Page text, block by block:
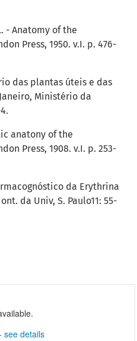
see details
- Anatomy of the
Press, 1950. v.I. p. 476-
das plantas úteis e das
Ministério da
anatony of the
Press, 1908. v.I. p. 253-
da Erythrina
da Univ, S. Paulo11: 55-